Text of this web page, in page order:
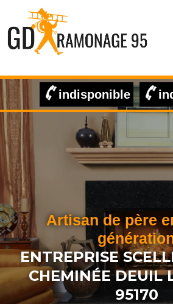
indisponible
Artisan de père
ENTREPRISE
CHEMINÉE DEUIL
95170